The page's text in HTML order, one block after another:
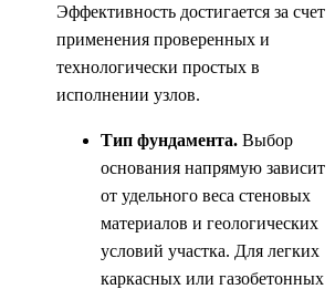
Эффективность достигается за счет
применения проверенных и
технологически простых в
исполнении узлов.
Тип фундамента. Выбор
основания напрямую зависит
от удельного веса стеновых
материалов и геологических
условий участка. Для легких
каркасных или газобетонных